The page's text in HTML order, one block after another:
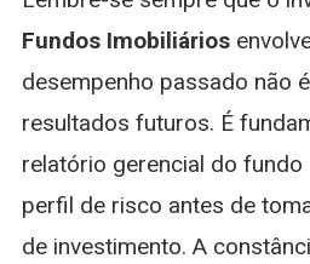
Fundos Imobiliários
desempenho passado não
resultados futuros. É
relatório gerencial do fundo
perfil de risco antes de
de investimento. A